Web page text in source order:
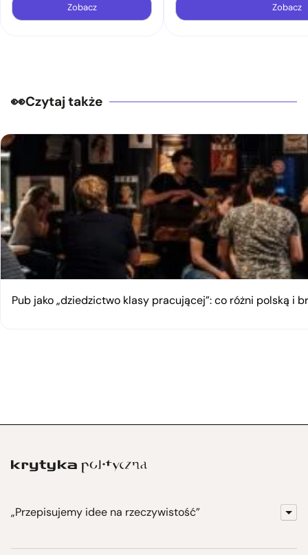
Zobacz Zobacz
Czytaj także
Pub jako „dziedzictwo klasy pracującej”: co różni polską i
„Przepisujemy idee na rzeczywistość”